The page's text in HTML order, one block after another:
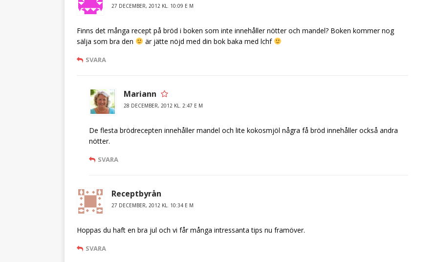
27 DECEMBER, 2012 KL. 10:09 E M
Finns det många recept på bröd i boken som inte innehåller nötter och mandel? Boken kommer nog
sälja som bra den
är jätte nöjd med din bok baka med lchf
SVARA
Mariann
28 DECEMBER, 2012 KL. 2:47 E M
De flesta brödrecepten innehåller mandel och lite kokosmjöl några få bröd innehåller också andra
nötter.
SVARA
Receptbyrån
27 DECEMBER, 2012 KL. 10:34 E M
Hoppas du haft en bra jul och vi får många intressanta tips nu framöver.
SVARA